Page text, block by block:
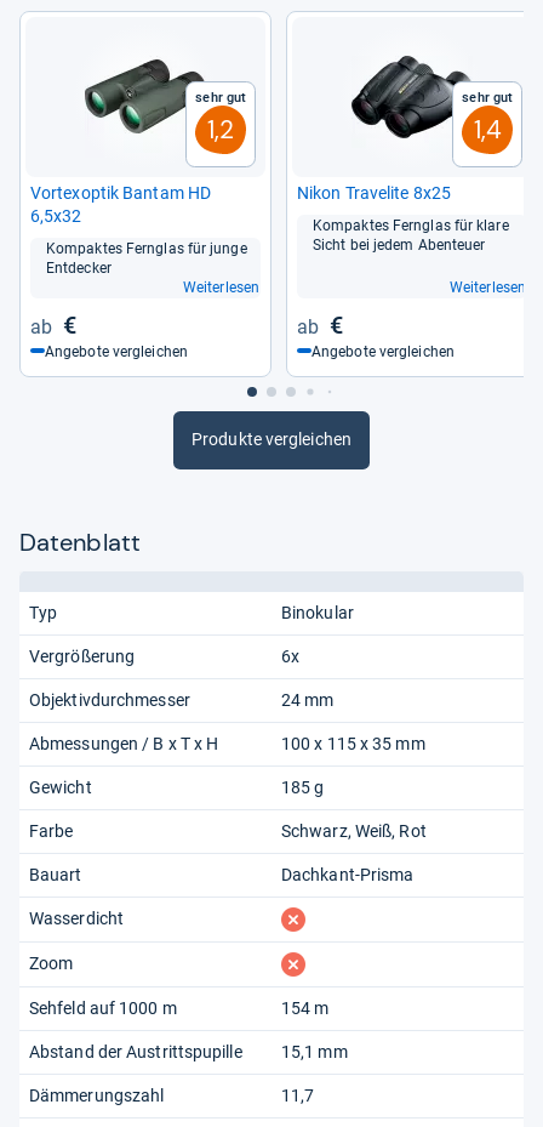
Sehr gut
1,2
Vor­te­x­op­tik Ban­tam HD
6,5x32
Kom­pak­tes Fern­glas für junge
Ent­de­cker
Weiterlesen
€
Angebote vergleichen
Sehr gut
1,4
Nikon Tra­ve­lite 8x25
Kom­pak­tes Fern­glas für klare
Sicht bei jedem Aben­teuer
Weiterlesen
€
Angebote vergleichen
Produkte vergleichen
Datenblatt
Typ Binokular
Vergrößerung 6x
Objektivdurchmesser 24 mm
Abmessungen / B x T x H 100 x 115 x 35 mm
Gewicht 185 g
Farbe Schwarz Weiß Rot
Bauart Dachkant-Prisma
Wasserdicht fehlt
Zoom fehlt
Sehfeld auf 1000 m 154 m
Abstand der Austrittspupille 15,1 mm
Dämmerungszahl 11,7